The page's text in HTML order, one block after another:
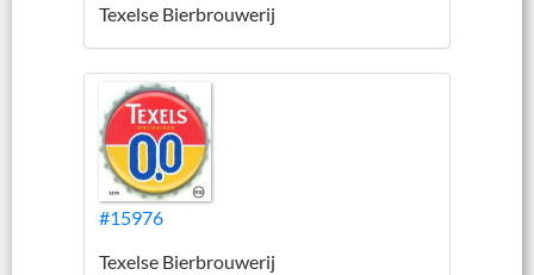
Texelse Bierbrouwerij
#15976
Texelse Bierbrouwerij